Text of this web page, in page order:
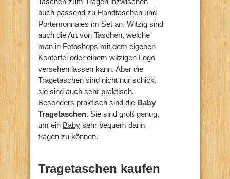
auch passend zu Handtaschen und
Portemonnaies im Set an. Witzig sind
auch die Art von Taschen, welche
man in Fotoshops mit dem eigenen
Konterfei oder einem witzigen Logo
versehen lassen kann. Aber die
Tragetaschen sind nicht nur schick,
sie sind auch sehr praktisch.
Besonders praktisch sind die Baby
Tragetaschen. Sie sind groß genug,
um ein Baby sehr bequem darin
tragen zu können.
Tragetaschen kaufen